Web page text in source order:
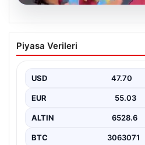
05.08.2026
Mohamed Salah’tan
Başarı
önemli bir dönüm noktasına
hücum…
Piyasa Verileri
USD 47.70
EUR 55.03
ALTIN 6528.6
BTC 3063071